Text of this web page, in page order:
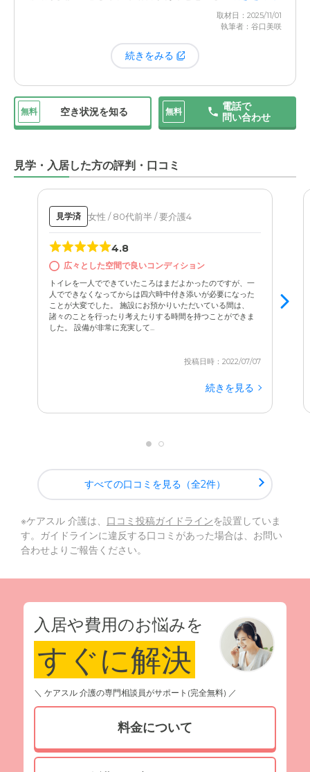
取材日：2025/11/01
執筆者：谷口美咲
続きをみる
無料 空き状況を知る 無料
電話で
問い合わせ
見学・入居した方の評判・口コミ
見学済 女性 / 80代前半 / 要介護4
4.8
広々とした空間で良いコンディション
トイレを一人でできていたころはまだよかったのですが、一
人でできなくなってからは四六時中付き添いが必要になった
ことが大変でした。 施設にお預かりいただいている間は、
諸々のことを行ったり考えたりする時間を持つことができま
した。 設備が非常に充実して...
投稿日時：2022/07/07
続きを見る
すべての口コミを見る（全2件）
※ケアスル 介護は、 口コミ投稿ガイドラインを設置していま
す。ガイドラインに違反する口コミがあった場合は、お問い
合わせよりご報告ください。
入居や費用のお悩みを
すぐに解決
＼ ケアスル 介護の専門相談員がサポート(完全無料) ／
料金について